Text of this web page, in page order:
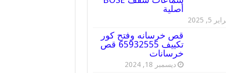
أصلية
5, 2025
قص خرسانه وفتح كور
تكييف 65932555 قص
خرسانات
ديسمبر 18, 2024